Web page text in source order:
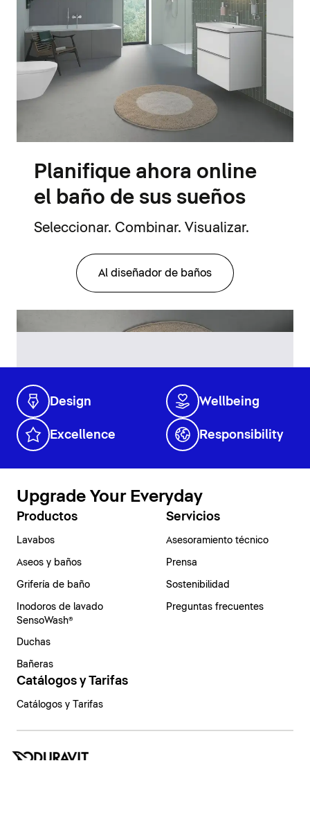
Planifique ahora online
el baño de sus sueños
Seleccionar. Combinar. Visualizar.
Al diseñador de baños
Design Wellbeing
Excellence Responsibility
Upgrade Your Everyday
Productos
Lavabos
Aseos y baños
Grifería de baño
Inodoros de lavado
SensoWash®
Duchas
Bañeras
Servicios
Asesoramiento técnico
Prensa
Sostenibilidad
Preguntas frecuentes
Catálogos y Tarifas
Catálogos y Tarifas